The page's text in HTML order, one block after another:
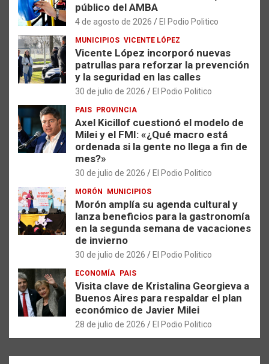
público del AMBA
4 de agosto de 2026 El Podio Politico
MUNICIPIOS VICENTE LÓPEZ
Vicente López incorporó nuevas
patrullas para reforzar la prevención
y la seguridad en las calles
30 de julio de 2026 El Podio Politico
PAIS PROVINCIA
Axel Kicillof cuestionó el modelo de
Milei y el FMI: «¿Qué macro está
ordenada si la gente no llega a fin de
mes?»
30 de julio de 2026 El Podio Politico
MORÓN MUNICIPIOS
Morón amplía su agenda cultural y
lanza beneficios para la gastronomía
en la segunda semana de vacaciones
de invierno
30 de julio de 2026 El Podio Politico
ECONOMÍA PAIS
Visita clave de Kristalina Georgieva a
Buenos Aires para respaldar el plan
económico de Javier Milei
28 de julio de 2026 El Podio Politico